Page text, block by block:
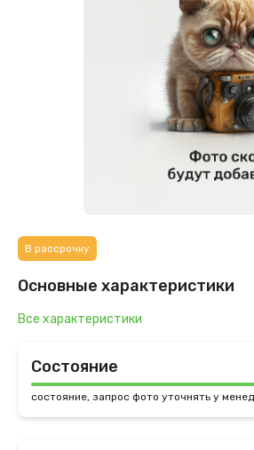
В рассрочку
Основные характеристики
Все характеристики
Состояние
состояние, запрос фото уточнять у